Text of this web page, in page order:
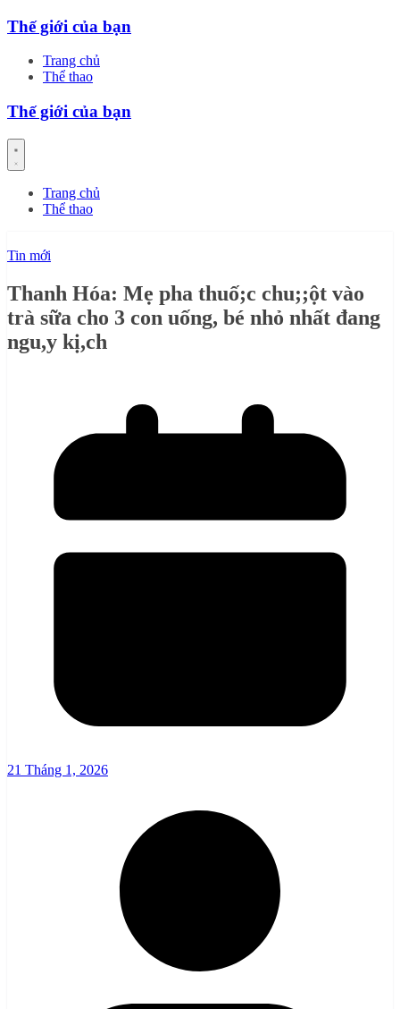
Skip
content
Thế giới của bạn
Trang chủ
Thể thao
Thế giới của bạn
Trang chủ
Thể thao
Tin mới
Thanh Hóa: Mẹ pha thuố;c chu;;ột vào
trà sữa cho 3 con uống, bé nhỏ nhất đang
ngu,y kị,ch
21 Tháng 1, 2026